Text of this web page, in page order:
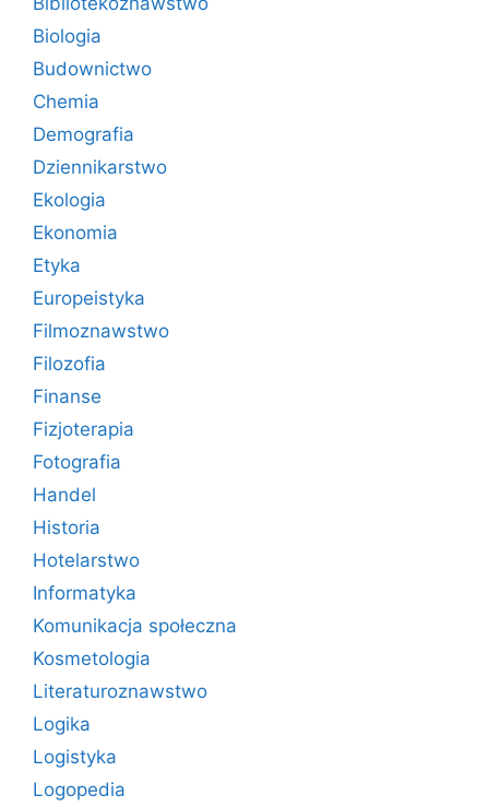
Biologia
Budownictwo
Chemia
Demografia
Dziennikarstwo
Ekologia
Ekonomia
Etyka
Europeistyka
Filmoznawstwo
Filozofia
Finanse
Fizjoterapia
Fotografia
Handel
Historia
Hotelarstwo
Informatyka
Komunikacja społeczna
Kosmetologia
Literaturoznawstwo
Logika
Logistyka
Logopedia